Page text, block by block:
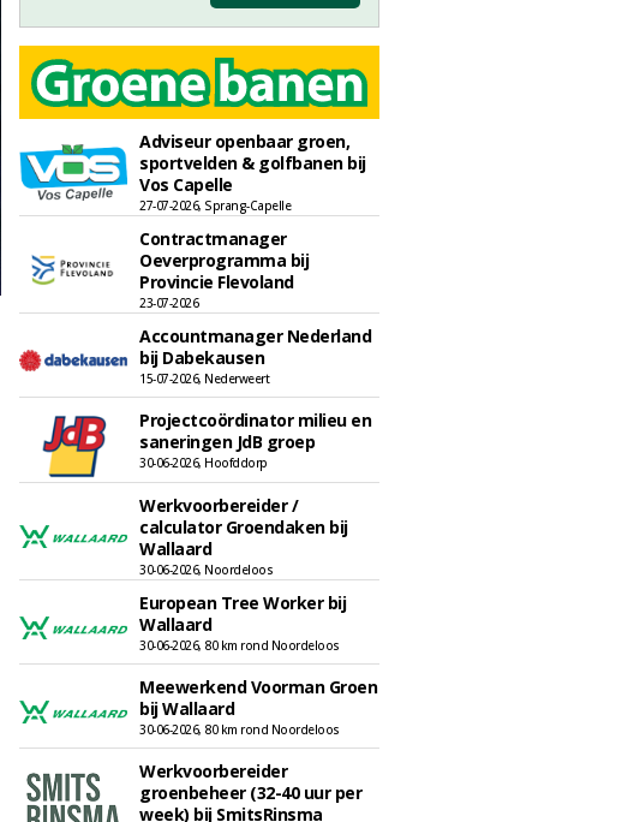
Adviseur openbaar groen,
sportvelden & golfbanen bij
Vos Capelle
27-07-2026, Sprang-Capelle
Contractmanager
Oeverprogramma bij
Provincie Flevoland
23-07-2026
Accountmanager Nederland
bij Dabekausen
15-07-2026, Nederweert
Projectcoördinator milieu en
saneringen JdB groep
30-06-2026, Hoofddorp
Werkvoorbereider /
calculator Groendaken bij
Wallaard
30-06-2026, Noordeloos
European Tree Worker bij
Wallaard
30-06-2026, 80 km rond Noordeloos
Meewerkend Voorman Groen
bij Wallaard
30-06-2026, 80 km rond Noordeloos
Werkvoorbereider
groenbeheer (32-40 uur per
week) bij SmitsRinsma